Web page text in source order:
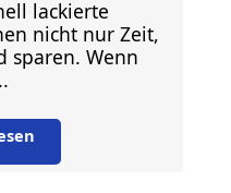
lackierte
nicht nur Zeit,
sparen. Wenn